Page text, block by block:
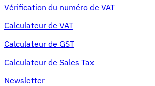
Vérification du numéro de VAT
Calculateur de VAT
Calculateur de GST
Calculateur de Sales Tax
Newsletter